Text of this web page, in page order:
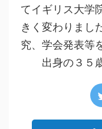
てイギリス大学
きく変わりまし
究、学会発表等
出身の３５